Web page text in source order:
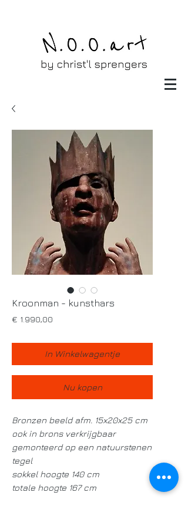
Kroonman - kunsthars
€ 1.990,00
In Winkelwagentje
Nu kopen
Bronzen beeld afm. 15x20x25 cm
ook in brons verkrijgbaar
gemonteerd op een natuurstenen
tegel
sokkel hoogte 140 cm
totale hoogte 167 cm